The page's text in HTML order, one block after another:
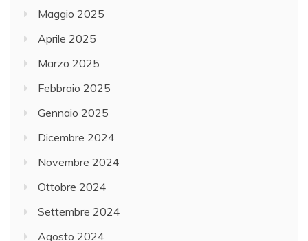
Maggio 2025
Aprile 2025
Marzo 2025
Febbraio 2025
Gennaio 2025
Dicembre 2024
Novembre 2024
Ottobre 2024
Settembre 2024
Agosto 2024